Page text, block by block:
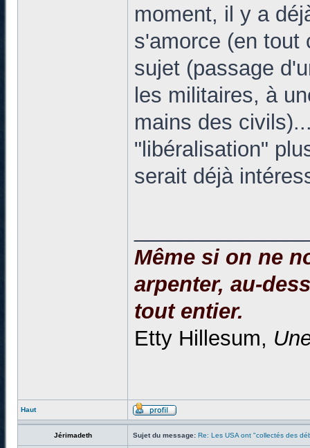
moment, il y a
s'amorce (en tout
sujet (passage
les militaires, à
mains des
"libéralisation"
serait déjà
Même si on ne
arpenter, au-
tout entier.
Etty Hillesum,
Haut
Jérimadeth Sujet du message: Re: Les USA ont "collectés des